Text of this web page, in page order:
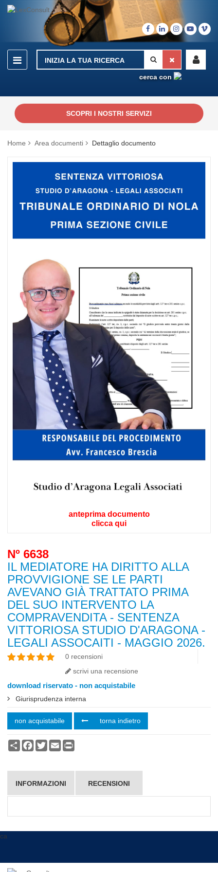
cerca con
SCOPRI I NOSTRI SERVIZI
Home Area documenti Dettaglio documento
anteprima documento
clicca qui
Nº 6638
IL MEDIATORE HA DIRITTO ALLA
PROVVIGIONE SE LE PARTI
AVEVANO GIÀ TRATTATO PRIMA
DEL SUO INTERVENTO LA
COMPRAVENDITA - SENTENZA
VITTORIOSA STUDIO D'ARAGONA -
LEGALI ASSOCAITI - MAGGIO 2026.
0 recensioni
scrivi una recensione
download riservato - non acquistabile
Giurisprudenza interna
non acquistabile torna indietro
CondividiFacebook
TwitterEmail
INFORMAZIONI RECENSIONI
ca